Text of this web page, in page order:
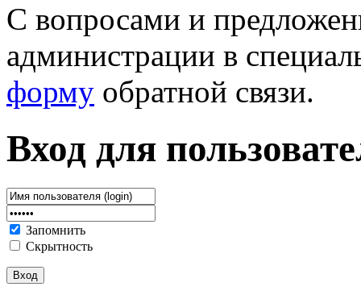
С вопросами и
администрации в
форму обратной связи.
Вход для
Запомнить
Скрытность